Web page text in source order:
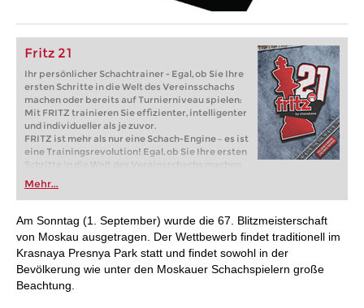
Fritz 21
Ihr persönlicher Schachtrainer - Egal, ob Sie Ihre
ersten Schritte in die Welt des Vereinsschachs
machen oder bereits auf Turnierniveau spielen:
Mit FRITZ trainieren Sie effizienter, intelligenter
und individueller als je zuvor.
FRITZ ist mehr als nur eine Schach-Engine – es ist
eine Trainingsrevolution! Egal, ob Sie Ihre ersten
Schritte in die Welt des Vereinsschachs machen
oder bereits auf Turnierniveau spielen: Mit
FRITZ trainieren Sie effizienter, intelligenter und
individueller als je zuvor.
Mehr...
Am Sonntag (1. September) wurde die 67. Blitzmeisterschaft
von Moskau ausgetragen. Der Wettbewerb findet traditionell im
Krasnaya Presnya Park statt und findet sowohl in der
Bevölkerung wie unter den Moskauer Schachspielern große
Beachtung.